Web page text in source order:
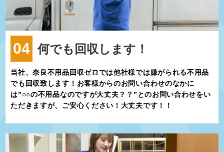
04 何でも回収します！
当社、奈良不用品回収ゼロでは他社様では嫌がられる不用品
でも回収致します！お客様からのお問い合わせのなかに
は”○○の不用品なのですが大丈夫？？”とのお問い合わせをい
ただきますが、ご安心ください！大丈夫です！！